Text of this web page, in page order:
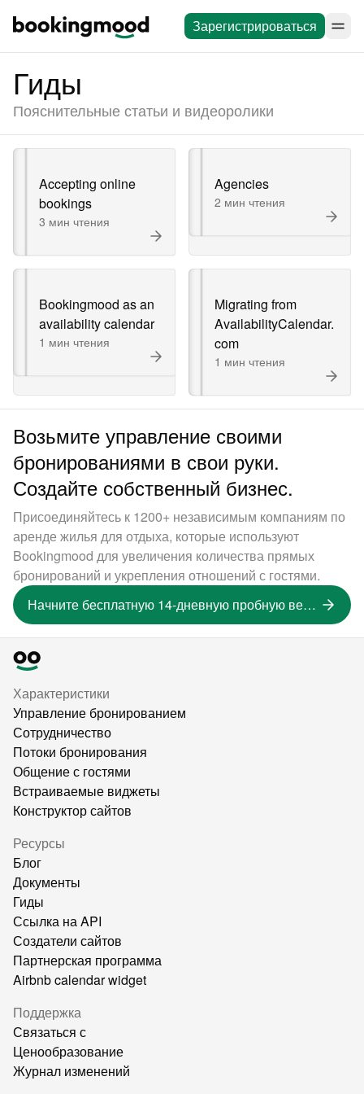
Зарегистрироваться
Гиды
Пояснительные статьи и видеоролики
Accepting online
bookings
3 мин чтения
Agencies
2 мин чтения
Bookingmood as an
availability calendar
1 мин чтения
Migrating from
AvailabilityCalendar.
com
1 мин чтения
Возьмите управление своими
бронированиями в свои руки.
Создайте собственный бизнес.
Присоединяйтесь к 1200+ независимым компаниям по
аренде жилья для отдыха, которые используют
Bookingmood для увеличения количества прямых
бронирований и укрепления отношений с гостями.
Начните бесплатную 14-дневную пробную версию
Характеристики
Управление бронированием
Сотрудничество
Потоки бронирования
Общение с гостями
Встраиваемые виджеты
Конструктор сайтов
Ресурсы
Блог
Документы
Гиды
Ссылка на API
Создатели сайтов
Партнерская программа
Airbnb calendar widget
Поддержка
Связаться с
Ценообразование
Журнал изменений